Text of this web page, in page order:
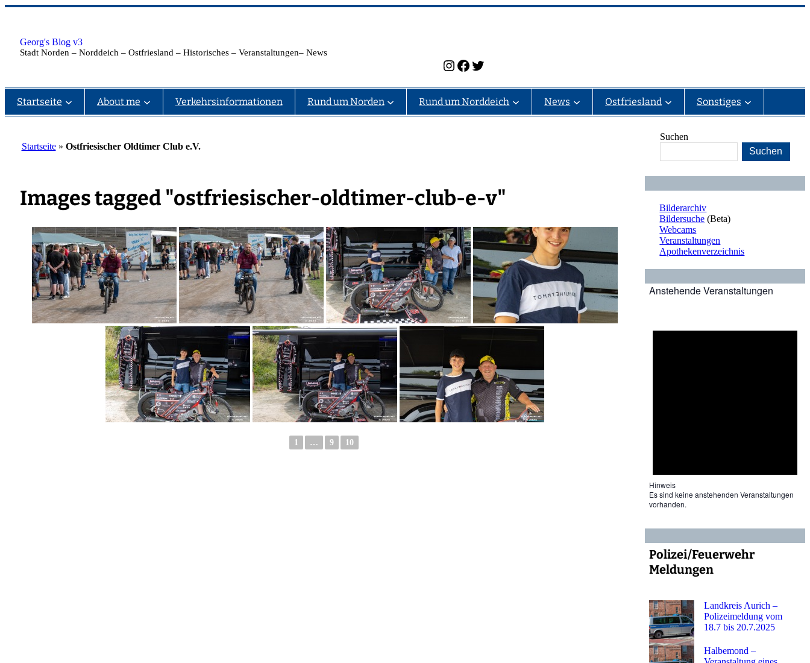
Zum
Georg's Blog v3
Stadt Norden – Norddeich – Ostfriesland – Historisches – Veranstaltungen– News
Instagram Facebook Twitter
Startseite About me Verkehrsinformationen Rund um Norden Rund um Norddeich News Ostfriesland Sonstiges
Startseite» Ostfriesischer Oldtimer Club e.V.
Images tagged "ostfriesischer-oldtimer-club-e-v"
1 … 9 10
Suchen
Suchen
Bilderarchiv
Bildersuche (Beta)
Webcams
Veranstaltungen
Apothekenverzeichnis
Anstehende Veranstaltungen
Hinweis
Es sind keine anstehenden Veranstaltungen
vorhanden.
Polizei/Feuerwehr
Meldungen
Landkreis Aurich –
Polizeimeldung vom
18.7 bis 20.7.2025
Halbemond –